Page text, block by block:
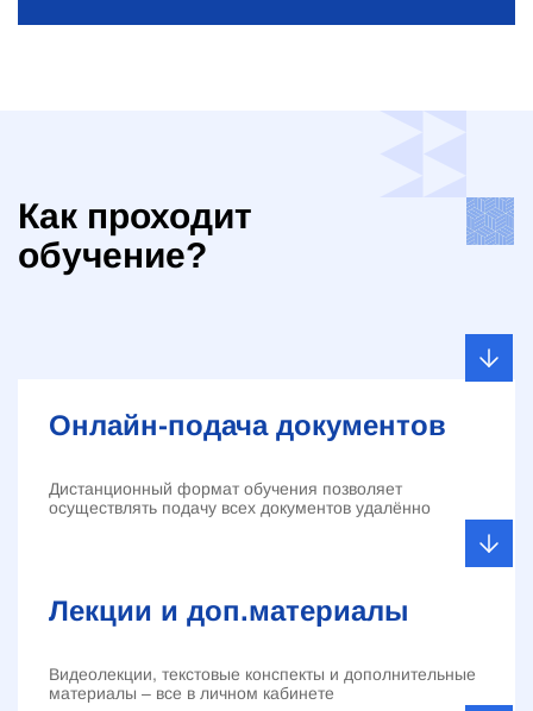
Как проходит
обучение?
Онлайн-подача документов
Дистанционный формат обучения позволяет
осуществлять подачу всех документов удалённо
Лекции и доп.материалы
Видеолекции, текстовые конспекты и дополнительные
материалы – все в личном кабинете